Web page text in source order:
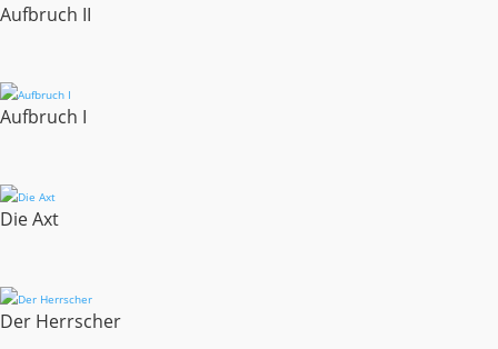
Aufbruch II
Aufbruch I
Die Axt
Der Herrscher